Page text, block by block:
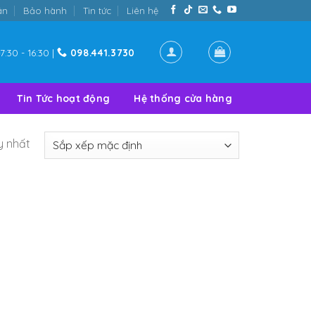
Bảo hành Tin tức Liên hệ
- 16:30 | 098.441.3730
Tin Tức hoạt động Hệ thống cửa hàng
nhất